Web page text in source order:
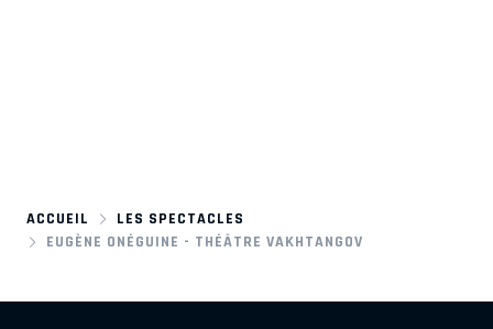
ACCUEIL
LES SPECTACLES
EUGÈNE ONÉGUINE - THÉÂTRE VAKHTANGOV